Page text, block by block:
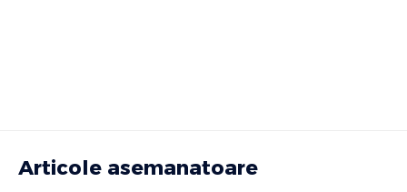
Articole asemanatoare